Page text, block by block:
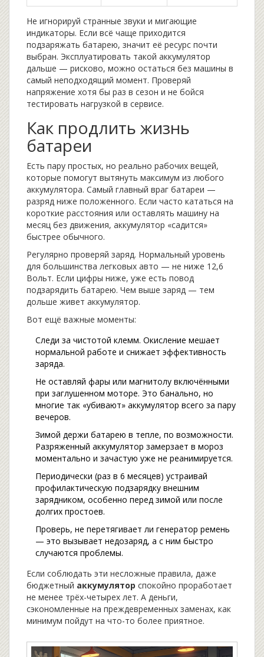
Не игнорируй странные звуки и мигающие
индикаторы. Если всё чаще приходится
подзаряжать батарею, значит её ресурс почти
выбран. Эксплуатировать такой аккумулятор
дальше — рисково, можно остаться без машины в
самый неподходящий момент. Проверяй
напряжение хотя бы раз в сезон и не бойся
тестировать нагрузкой в сервисе.
Как продлить жизнь
батареи
Есть пару простых, но реально рабочих вещей,
которые помогут вытянуть максимум из любого
аккумулятора. Самый главный враг батареи —
разряд ниже положенного. Если часто кататься на
короткие расстояния или оставлять машину на
месяц без движения, аккумулятор «садится»
быстрее обычного.
Регулярно проверяй заряд. Нормальный уровень
для большинства легковых авто — не ниже 12,6
Вольт. Если цифры ниже, уже есть повод
подзарядить батарею. Чем выше заряд — тем
дольше живет аккумулятор.
Вот ещё важные моменты:
Следи за чистотой клемм. Окисление мешает
нормальной работе и снижает эффективность
заряда.
Не оставляй фары или магнитолу включёнными
при заглушенном моторе. Это банально, но
многие так «убивают» аккумулятор всего за пару
вечеров.
Зимой держи батарею в тепле, по возможности.
Разряженный аккумулятор замерзает в мороз
моментально и зачастую уже не реанимируется.
Периодически (раз в 6 месяцев) устраивай
профилактическую подзарядку внешним
зарядником, особенно перед зимой или после
долгих простоев.
Проверь, не перетягивает ли генератор ремень
— это вызывает недозаряд, а с ним быстро
случаются проблемы.
Если соблюдать эти несложные правила, даже
бюджетный аккумулятор спокойно проработает
не менее трёх-четырех лет. А деньги,
сэкономленные на преждевременных заменах, как
минимум пойдут на что-то более приятное.